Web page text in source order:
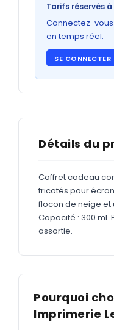
GRAND FORMAT
Abribus
ADHÉSIFS
Étiquettes
Étiquettes
MARQUAGE TEXTILE
Tee-shirts Nouveau
Polos Nouveau
Tarifs réservés
Connectez-
en temps réel.
SE CONNECTER
Détails du
Coffret cadeau
tricotés pour
flocon de neige et
Capacité : 300 ml.
assortie.
Pourquoi
Imprimerie